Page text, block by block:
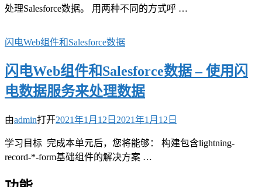
处理Salesforce数据。 用两种不同的方式呼 …
闪电Web组件和Salesforce数据
闪电Web组件和Salesforce数据 – 使用闪
电数据服务来处理数据
由admin打开2021年1月12日 2021年1月12日
学习目标 完成本单元后，您将能够： 构建包含lightning-
record-*-form基础组件的解决方案 …